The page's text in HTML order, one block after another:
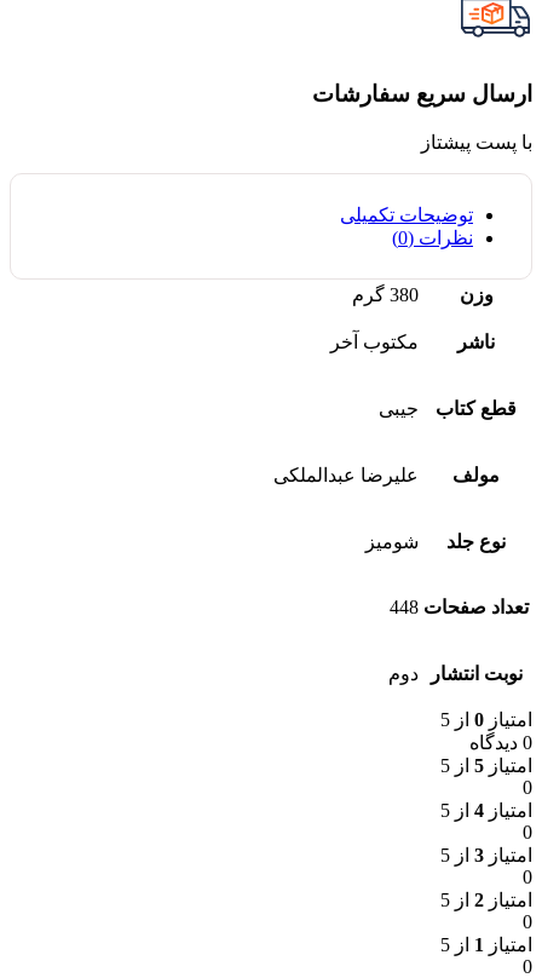
ارسال سریع سفارشات
با پست پیشتاز
توضیحات تکمیلی
نظرات (0)
وزن 380 گرم
ناشر مکتوب آخر
قطع کتاب جیبی
مولف علیرضا عبدالملکی
نوع جلد شومیز
تعداد صفحات 448
نوبت انتشار دوم
امتیاز 0 از 5
0 دیدگاه
امتیاز 5 از 5
0
امتیاز 4 از 5
0
امتیاز 3 از 5
0
امتیاز 2 از 5
0
امتیاز 1 از 5
0